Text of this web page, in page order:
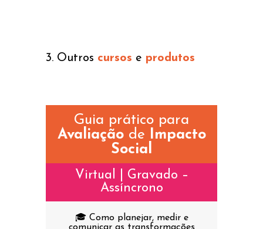
3. Outros cursos e produtos
Guia prático para
Avaliaçãode Impacto
Social
Virtual | Gravado –
Assíncrono
🎓 Como planejar, medir e